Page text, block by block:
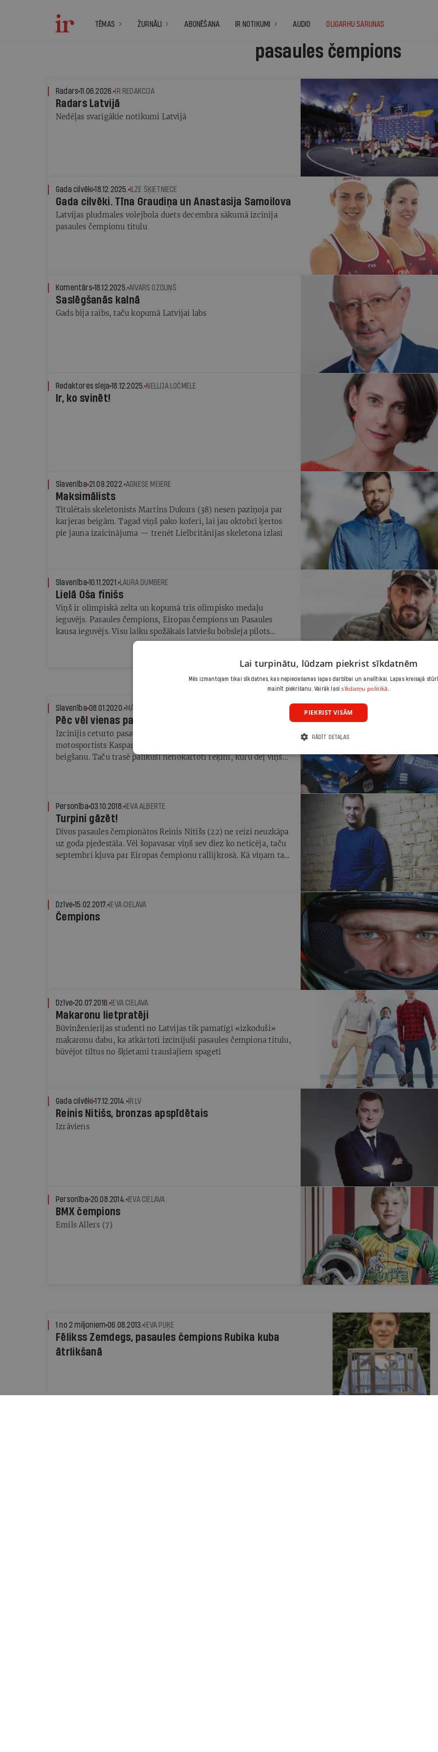
TĒMAS ŽURNĀLI ABONĒŠANA IR NOTIKUMI AUDIO OLIGARHU SARUNAS
pasaules čempions
Radars 11.06.2026. IR REDAKCIJA
Radars Latvijā
Nedēļas svarīgākie notikumi Latvijā
Gada cilvēki 18.12.2025. ILZE ŠĶIETNIECE
Gada cilvēki. Tīna Graudiņa un Anastasija Samoilova
Latvijas pludmales volejbola duets decembra sākumā izcīnīja
pasaules čempionu titulu
Komentārs 18.12.2025. AIVARS OZOLIŅŠ
Saslēgšanās kalnā
Gads bija raibs, taču kopumā Latvijai labs
Redaktores sleja 18.12.2025. NELLIJA LOČMELE
Ir, ko svinēt!
Slavenība 21.09.2022. AGNESE MEIERE
Maksimālists
Titulētais skeletonists Martins Dukurs (38) nesen paziņoja par
karjeras beigām. Tagad viņš pako koferi, lai jau oktobrī ķertos
pie jauna izaicinājuma — trenēt Lielbritānijas skeletona izlasi
Slavenība 10.11.2021. LAURA DUMBERE
Lielā Oša finišs
Viņš ir olimpiskā zelta un kopumā trīs olimpisko medaļu
ieguvējs. Pasaules čempions, Eiropas čempions un Pasaules
kausa ieguvējs. Visu laiku spožākais latviešu bobsleja pilots
Oskars Melbārdis (33) oktobrī paziņoja par savas karjeras
Slavenība 08.01.2020. MĀRTIŅŠ GALENIEKS
Pēc vēl vienas pasaules
Izcīnījis ceturto pasaules čempiona titulu, 37 gadus vecais
motosportists Kaspars Stupelis īsu brīdi apsvēra karjeras
beigšanu. Taču trasē palikuši nenokārtoti rēķini, kuru dēļ viņš
Personība 03.10.2018. IEVA ALBERTE
Turpini gāzēt!
Divos pasaules čempionātos Reinis Nitišs (22) ne reizi neuzkāpa
uz goda pjedestāla. Vēl šopavasar viņš sev diez ko neticēja, taču
septembrī kļuva par Eiropas čempionu rallijkrosā. Kā viņam tas
Dzīve 15.02.2017. IEVA CIELAVA
Čempions
Dzīve 20.07.2016. IEVA CIELAVA
Makaronu lietpratēji
Būvinženierijas studenti no Latvijas tik pamatīgi «izkoduši»
makaronu dabu, ka atkārtoti izcīnījuši pasaules čempiona titulu,
būvējot tiltus no šķietami trauslajiem spageti
Gada cilvēki 17.12.2014. IR.LV
Reinis Nitišs, bronzas apspīdētais
Izrāviens
Personība 20.08.2014. IEVA CIELAVA
BMX čempions
Emīls Allers (7)
1 no 2 miljoniem 06.08.2013. IEVA PUĶE
Fēlikss Zemdegs, pasaules čempions Rubika kuba
ātrlikšanā
Lai turpinātu, lūdzam piekrist sīkdatnēm
Mēs izmantojam tikai sīkdatnes, kas nepieciešamas lapas darbībai un analītikai. Lapas kreisajā
mainīt piekrišanu. Vairāk lasisīkdatņu politikā.
PIEKRIST VISĀM
RĀDĪT DETAĻAS